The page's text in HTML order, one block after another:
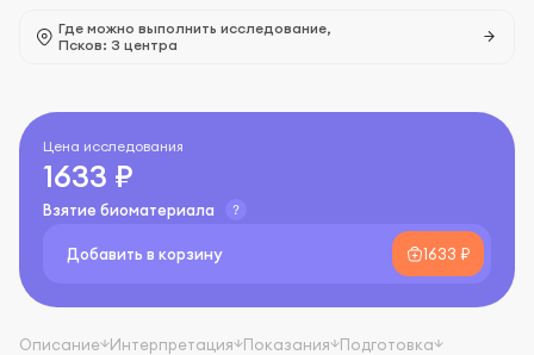
Где можно выполнить исследование,
Псков: 3 центра
Цена исследования
1633 ₽
Взятие биоматериала
Добавить в корзину 1633 ₽
Описание Интерпретация Показания Подготовка